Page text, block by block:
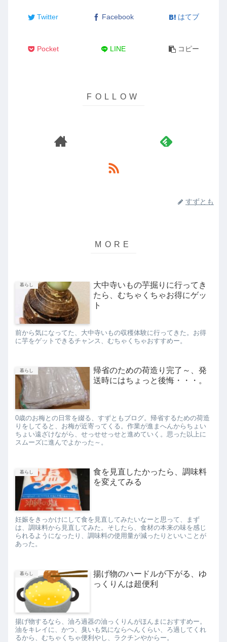
Twitter Facebook はてブ
Pocket LINE コピー
すずとも
暮らし
大中寺いもの芋掘りに行ってき
たら、むちゃくちゃお得にゲッ
ト
前から気になってた、大中寺いもの収穫体験に行ってきた。お得
に芋をゲットできるチャンス、むちゃくちゃおすすめー。
暮らし
帰省のための荷造り完了～、発
送時にはちょっと後悔・・・。
0歳のお梅との日常を綴る、すずともブログ。帰省するための荷造
りをしてると、お梅が近寄ってくる。作業が進まへんからちょい
ちょい遠ざけながら、せっせせっせと進めていく。思った以上に
スムーズに進んでよかった～。
暮らし
食を見直したかったら、調味料
を変えてみる
妊娠をきっかけにして食を見直してみたいなーと思って、まず
は、調味料から見直してみた。そしたら、食材の本来の味を感じ
られるようになったり、調味料の使用量が減ったりといいことが
あった。
暮らし
揚げ物のハードルが下がる、ゆ
っくりんは超便利
揚げ物するなら、油ろ過器の油っくりんがほんまにおすすめー。
油をキレイに、かつ、臭いも気にならへんくらい、ろ過してくれ
るから、むちゃくちゃ便利やし、ラクチンやからー。